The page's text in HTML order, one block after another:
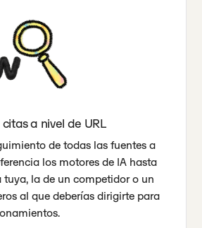
a nivel de URL
de todas las fuentes a
los motores de IA hasta
tuya, la de un competidor o un
al que deberías dirigirte para